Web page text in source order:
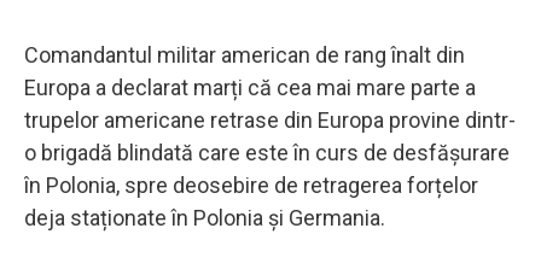
Comandantul militar american de rang înalt din
Europa a declarat marți că cea mai mare parte a
trupelor americane retrase din Europa provine dintr-
o brigadă blindată care este în curs de desfășurare
în Polonia, spre deosebire de retragerea forțelor
deja staționate în Polonia și Germania.